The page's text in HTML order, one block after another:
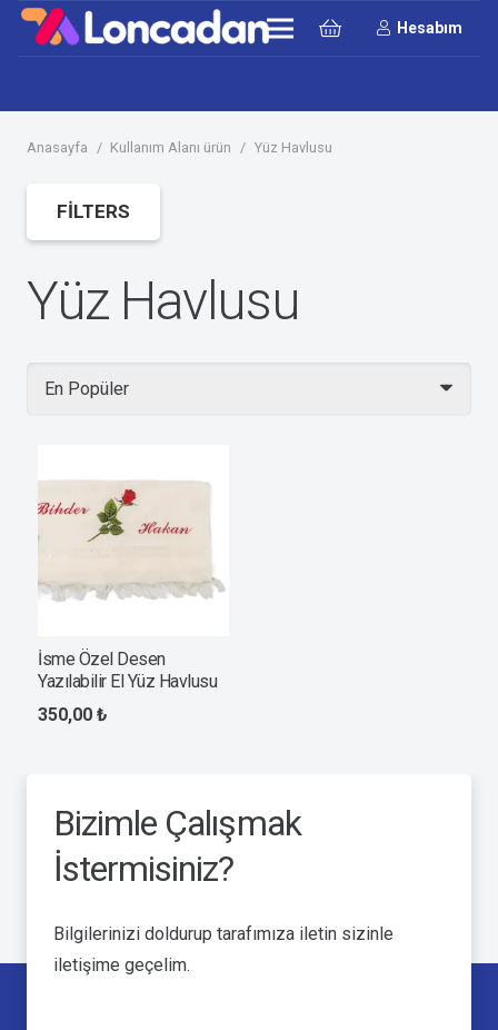
Hesabım
Anasayfa / Kullanım Alanı ürün / Yüz Havlusu
Yüz Havlusu
İsme Özel Desen
Yazılabilir El Yüz Havlusu
350,00 ₺
FILTERS
Bizimle Çalışmak
İstermisiniz?
Bilgilerinizi doldurup tarafımıza iletin sizinle
iletişime geçelim.